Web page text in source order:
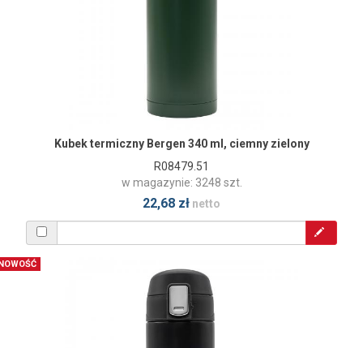
Kubek termiczny Bergen 340 ml, ciemny zielony
R08479.51
w magazynie: 3248 szt.
22,68 zł netto